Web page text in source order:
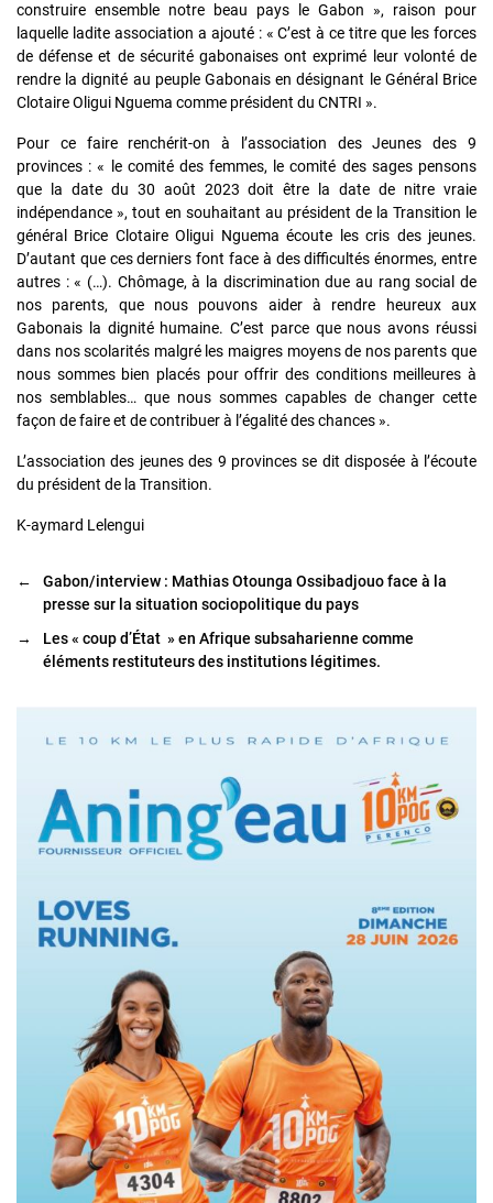
construire ensemble notre beau pays le Gabon », raison pour
laquelle ladite association a ajouté : « C’est à ce titre que les forces
de défense et de sécurité gabonaises ont exprimé leur volonté de
rendre la dignité au peuple Gabonais en désignant le Général Brice
Clotaire Oligui Nguema comme président du CNTRI ».
Pour ce faire renchérit-on à l’association des Jeunes des 9
provinces : « le comité des femmes, le comité des sages pensons
que la date du 30 août 2023 doit être la date de nitre vraie
indépendance », tout en souhaitant au président de la Transition le
général Brice Clotaire Oligui Nguema écoute les cris des jeunes.
D’autant que ces derniers font face à des difficultés énormes, entre
autres : « (…). Chômage, à la discrimination due au rang social de
nos parents, que nous pouvons aider à rendre heureux aux
Gabonais la dignité humaine. C’est parce que nous avons réussi
dans nos scolarités malgré les maigres moyens de nos parents que
nous sommes bien placés pour offrir des conditions meilleures à
nos semblables… que nous sommes capables de changer cette
façon de faire et de contribuer à l’égalité des chances ».
L’association des jeunes des 9 provinces se dit disposée à l’écoute
du président de la Transition.
K-aymard Lelengui
←
Gabon/interview : Mathias Otounga Ossibadjouo face à la
presse sur la situation sociopolitique du pays
→
Les « coup d’État » en Afrique subsaharienne comme
éléments restituteurs des institutions légitimes.